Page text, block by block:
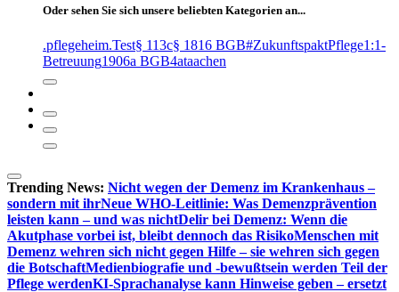
Oder sehen Sie sich unsere beliebten Kategorien an...
.pflegeheim.Test§ 113c§ 1816 BGB#ZukunftspaktPflege1:1-
Betreuung1906a BGB4ataachen
Trending News: Nicht wegen der Demenz im Krankenhaus –
sondern mit ihrNeue WHO-Leitlinie: Was Demenzprävention
leisten kann – und was nichtDelir bei Demenz: Wenn die
Akutphase vorbei ist, bleibt dennoch das RisikoMenschen mit
Demenz wehren sich nicht gegen Hilfe – sie wehren sich gegen
die BotschaftMedienbiografie und -bewußtsein werden Teil der
Pflege werdenKI-Sprachanalyse kann Hinweise geben – ersetzt